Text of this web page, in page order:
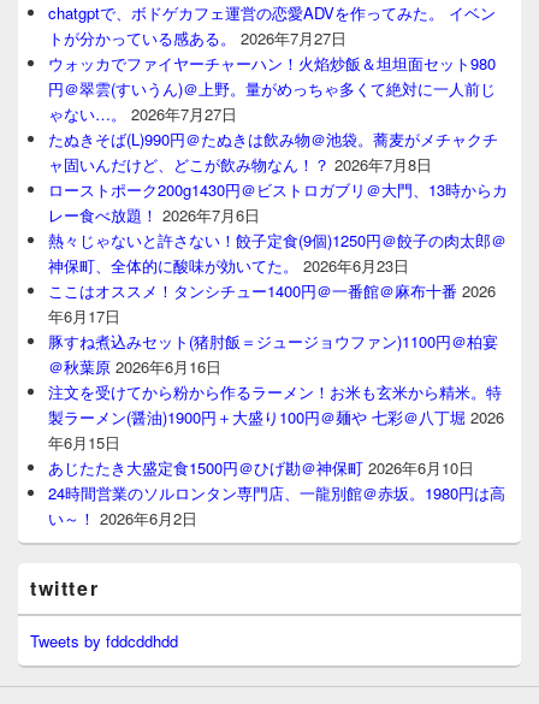
chatgptで、ボドゲカフェ運営の恋愛ADVを作ってみた。 イベン
トが分かっている感ある。
2026年7月27日
ウォッカでファイヤーチャーハン！火焰炒飯＆坦坦面セット980
円＠翠雲(すいうん)＠上野。量がめっちゃ多くて絶対に一人前じ
ゃない…。
2026年7月27日
たぬきそば(L)990円＠たぬきは飲み物＠池袋。蕎麦がメチャクチ
ャ固いんだけど、どこが飲み物なん！？ 2026年7月8日
ローストポーク200g1430円＠ビストロガブリ＠大門、13時からカ
レー食べ放題！ 2026年7月6日
熱々じゃないと許さない！餃子定食(9個)1250円＠餃子の肉太郎＠
神保町、全体的に酸味が効いてた。
2026年6月23日
ここはオススメ！タンシチュー1400円＠一番館＠麻布十番 2026
年6月17日
豚すね煮込みセット(猪肘飯＝ジュージョウファン)1100円＠柏宴
＠秋葉原 2026年6月16日
注文を受けてから粉から作るラーメン！お米も玄米から精米。特
製ラーメン(醤油)1900円＋大盛り100円＠麺や 七彩＠八丁堀 2026
年6月15日
あじたたき大盛定食1500円＠ひげ勘＠神保町 2026年6月10日
24時間営業のソルロンタン専門店、一龍別館＠赤坂。1980円は高
い～！ 2026年6月2日
twitter
Tweets by fddcddhdd